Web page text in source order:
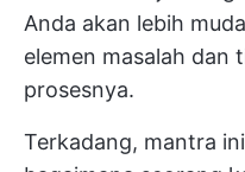
Anda akan lebih
elemen masalah dan
prosesnya.
Terkadang, mantra